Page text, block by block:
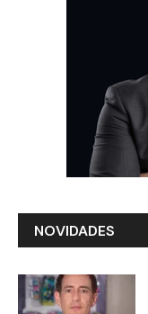
NOVIDADES